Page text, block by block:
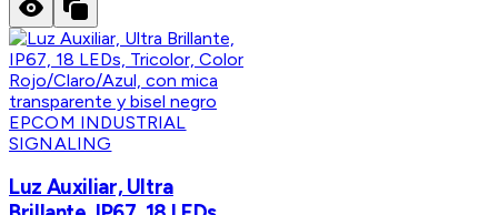
EPCOM INDUSTRIAL
SIGNALING
Luz Auxiliar, Ultra